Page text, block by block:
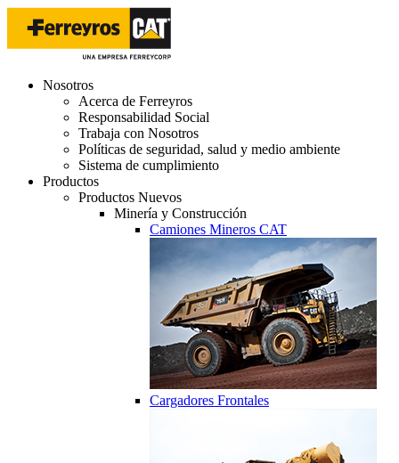
Nosotros
Acerca de Ferreyros
Responsabilidad Social
Trabaja con Nosotros
Políticas de seguridad, salud y medio ambiente
Sistema de cumplimiento
Productos
Productos Nuevos
Minería y Construcción
Camiones Mineros CAT
Cargadores Frontales